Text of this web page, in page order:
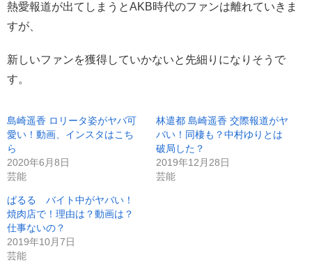
熱愛報道が出てしまうとAKB時代のファンは離れていきま
すが、
新しいファンを獲得していかないと先細りになりそうで
す。
島崎遥香 ロリータ姿がヤバ可
愛い！動画、インスタはこち
ら
2020年6月8日
芸能
林遣都 島崎遥香 交際報道がヤ
バい！同棲も？中村ゆりとは
破局した？
2019年12月28日
芸能
ぱるる バイト中がヤバい！
焼肉店で！理由は？動画は？
仕事ないの？
2019年10月7日
芸能